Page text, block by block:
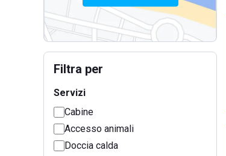
Filtra per
Servizi
Cabine
Accesso animali
Doccia calda